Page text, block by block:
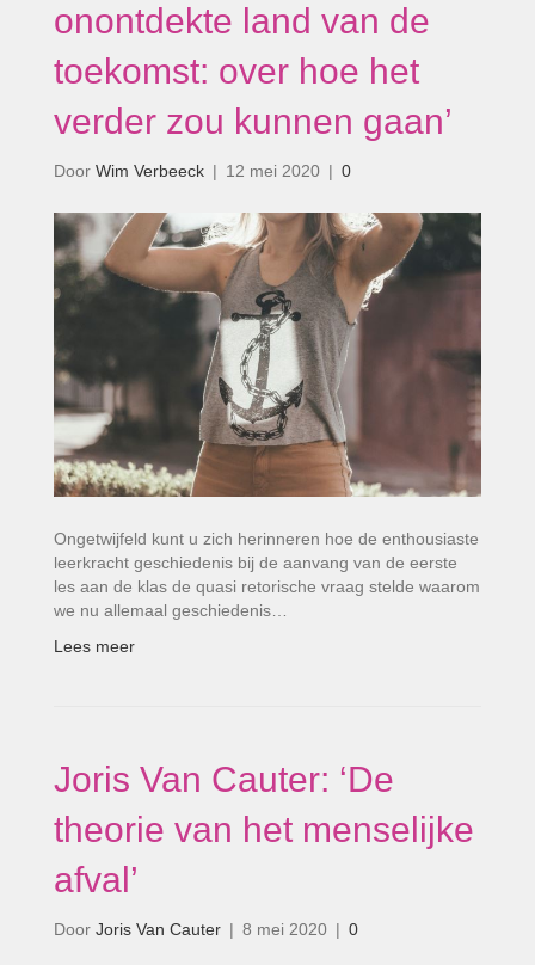
onontdekte land van de
toekomst: over hoe het
verder zou kunnen gaan’
Door Wim Verbeeck | 12 mei 2020 | 0
Ongetwijfeld kunt u zich herinneren hoe de enthousiaste
leerkracht geschiedenis bij de aanvang van de eerste
les aan de klas de quasi retorische vraag stelde waarom
we nu allemaal geschiedenis…
Lees meer
Joris Van Cauter: ‘De
theorie van het menselijke
afval’
Door Joris Van Cauter | 8 mei 2020 | 0